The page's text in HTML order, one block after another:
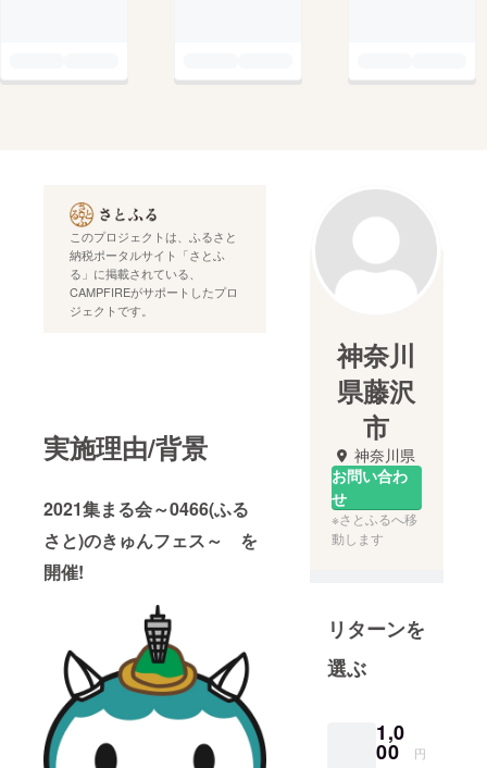
このプロジェクトは、ふるさと
納税ポータルサイト「さとふ
る」に掲載されている、
CAMPFIREがサポートしたプロ
ジェクトです。
実施理由/背景
2021集まる会～0466(ふる
さと)のきゅんフェス～ を
開催!
神奈川
県藤沢
市
神奈川県
お問い合わ
せ
※さとふるへ移
動します
リターンを
選ぶ
1,0
00 円